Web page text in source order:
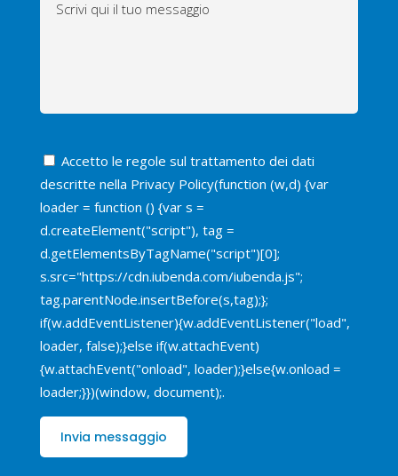
Accetto le regole sul trattamento dei dati
descritte nella Privacy Policy(function (w,d) {var
loader = function () {var s =
d.createElement("script"), tag =
d.getElementsByTagName("script")[0];
s.src="https://cdn.iubenda.com/iubenda.js";
tag.parentNode.insertBefore(s,tag);};
if(w.addEventListener){w.addEventListener("load",
loader, false);}else if(w.attachEvent)
{w.attachEvent("onload", loader);}else{w.onload =
loader;}})(window, document);.